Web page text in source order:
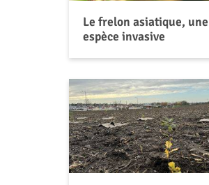
Le frelon asiatique, une
espèce invasive